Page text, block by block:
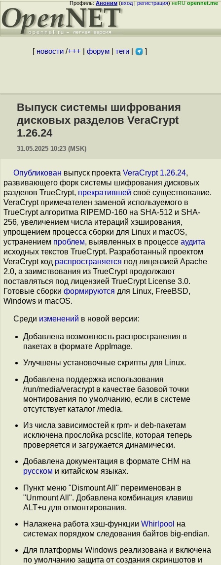
Профиль:Аноним(вход|регистрация)неRUopennet.me
[ новости/+++ форум| теги| ]
Выпуск системы шифрования
дисковых разделов VeraCrypt
1.26.24
31.05.2025 10:23 (MSK)
Опубликован выпуск проекта VeraCrypt 1.26.24,
развивающего форк системы шифрования дисковых
разделов TrueCrypt, прекратившей своё существование.
VeraCrypt примечателен заменой используемого в
TrueCrypt алгоритма RIPEMD-160 на SHA-512 и SHA-
256, увеличением числа итераций хэширования,
упрощением процесса сборки для Linux и macOS,
устранением проблем, выявленных в процессе аудита
исходных текстов TrueCrypt. Разработанный проектом
VeraCrypt код распространяется под лицензией Apache
2.0, а заимствования из TrueCrypt продолжают
поставляться под лицензией TrueCrypt License 3.0.
Готовые сборки формируются для Linux, FreeBSD,
Windows и macOS.
Среди изменений в новой версии:
Добавлена возможность распространения в
пакетах в формате AppImage.
Улучшены установочные скрипты для Linux.
Добавлена поддержка использования
/run/media/veracrypt в качестве базовой точки
монтирования по умолчанию, если в системе
отсутствует каталог /media.
Из числа зависимостей к rpm- и deb-пакетам
исключена прослойка pcsclite, которая теперь
проверяется и загружается динамически.
Добавлена документация в формате CHM на
русском и китайском языках.
Пункт меню "Dismount All" переименован в
"Unmount All". Добавлена комбинация клавиш
ALT+u для отмонтирования.
Налажена работа хэш-функции Whirlpool на
системах порядком следования байтов big-endian.
Для платформы Windows реализована и включена
по умолчанию защита от создания скриншотов и